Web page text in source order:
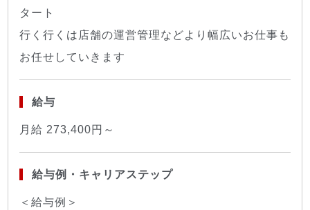
タート
行く行くは店舗の運営管理などより幅広いお仕事も
お任せしていきます
給与
月給 273,400円～
給与例・キャリアステップ
＜給与例＞